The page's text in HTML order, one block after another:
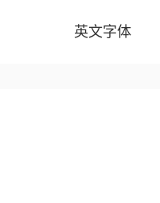
英文字体